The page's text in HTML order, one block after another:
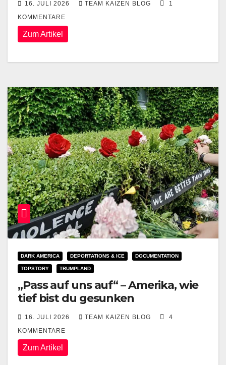
16. JULI 2026 TEAM KAIZEN BLOG
1
KOMMENTARE
Zum Artikel
DARK AMERICA DEPORTATIONS & ICE DOCUMENTATION
TOPSTORY TRUMPLAND
„Pass auf uns auf“ – Amerika, wie
tief bist du gesunken
16. JULI 2026 TEAM KAIZEN BLOG
4
KOMMENTARE
Zum Artikel